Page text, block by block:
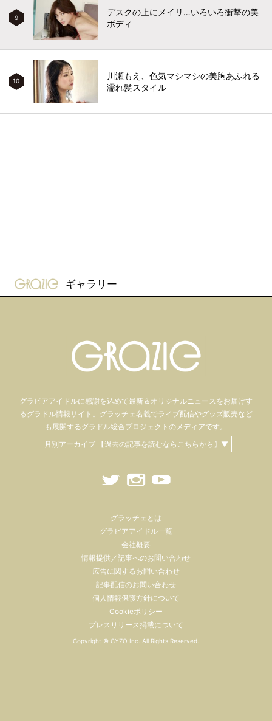
9
デスクの上にメイリ…いろいろ衝撃の美
ボディ
10
川瀬もえ、色気マシマシの美胸あふれる
濡れ髪スタイル
gravure-grazie
ギャラリー
グラビアアイドルに感謝を込めて最新＆オリジナルニュースをお届けす
るグラドル情報サイト。 グラッチェ名義でライブ配信やグッズ販売など
も 展開するグラドル総合プロジェクトのメディアです。
月別アーカイブ 【過去の記事を読むならこちらから】▼
グラッチェとは
グラビアアイドル一覧
会社概要
情報提供／記事へのお問い合わせ
広告に関するお問い合わせ
記事配信のお問い合わせ
個人情報保護方針について
Cookieポリシー
プレスリリース掲載について
Copyright © CYZO Inc. All Rights Reserved.